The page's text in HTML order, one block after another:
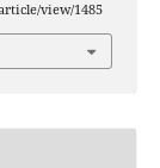
view/1485